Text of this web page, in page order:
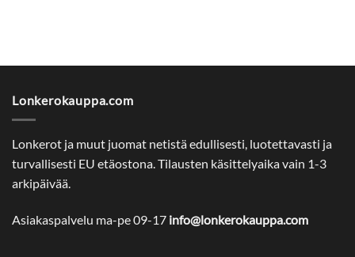
Lonkerokauppa.com
Lonkerot ja muut juomat netistä edullisesti, luotettavasti ja
turvallisesti EU etäostona. Tilausten käsittelyaika vain 1-3
arkipäivää.
Asiakaspalvelu ma-pe 09-17 info@lonkerokauppa.com